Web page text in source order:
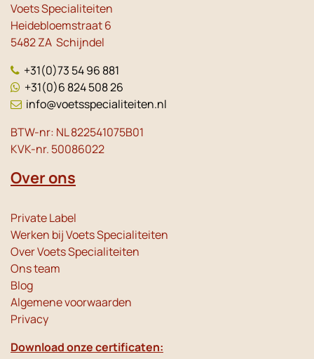
Voets Specialiteiten
Heidebloemstraat 6
5482 ZA Schijndel
+31(0)73 54 96 881
+31(0)6 824 508 26
info@voetsspecialiteiten.nl
BTW-nr: NL 822541075B01
KVK-nr. 50086022
Over ons
Private Label
Werken bij Voets Specialiteiten
Over Voets Specialiteiten
Ons team
Blog
Algemene voorwaarden
Privacy
Download onze certificaten: